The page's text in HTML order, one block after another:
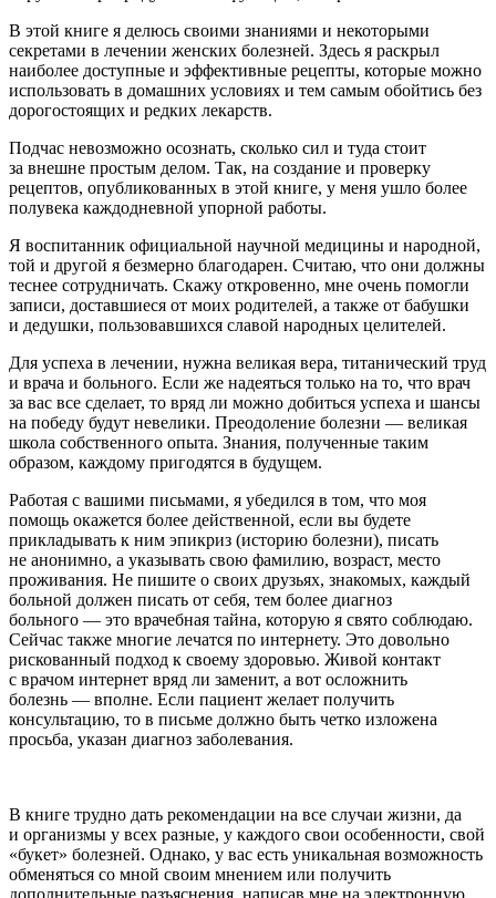
В этой книге я делюсь своими знаниями и некоторыми
секретами в лечении женских болезней. Здесь я раскрыл
наиболее доступные и эффективные рецепты, которые можно
использовать в домашних условиях и тем самым обойтись без
дорогостоящих и редких лекарств.
Подчас невозможно осознать, сколько сил и туда стоит
за внешне простым делом. Так, на создание и проверку
рецептов, опубликованных в этой книге, у меня ушло более
полувека каждодневной упорной работы.
Я воспитанник официальной научной медицины и народной,
той и другой я безмерно благодарен. Считаю, что они должны
теснее сотрудничать. Скажу откровенно, мне очень помогли
записи, доставшиеся от моих родителей, а также от бабушки
и дедушки, пользовавшихся славой народных целителей.
Для успеха в лечении, нужна великая вера, титанический труд
и врача и больного. Если же надеяться только на то, что врач
за вас все сделает, то вряд ли можно добиться успеха и шансы
на победу будут невелики. Преодоление болезни — великая
школа собственного опыта. Знания, полученные таким
образом, каждому пригодятся в будущем.
Работая с вашими письмами, я убедился в том, что моя
помощь окажется более действенной, если вы будете
прикладывать к ним эпикриз (историю болезни), писать
не анонимно, а указывать свою фамилию, возраст, место
проживания. Не пишите о своих друзьях, знакомых, каждый
больной должен писать от себя, тем более диагноз
больного — это врачебная тайна, которую я свято соблюдаю.
Сейчас также многие лечатся по интернету. Это довольно
рискованный подход к своему здоровью. Живой контакт
с врачом интернет вряд ли заменит, а вот осложнить
болезнь — вполне. Если пациент желает получить
консультацию, то в письме должно быть четко изложена
просьба, указан диагноз заболевания.
В книге трудно дать рекомендации на все случаи жизни, да
и организмы у всех разные, у каждого свои особенности, свой
«букет» болезней. Однако, у вас есть уникальная возможность
обменяться со мной своим мнением или получить